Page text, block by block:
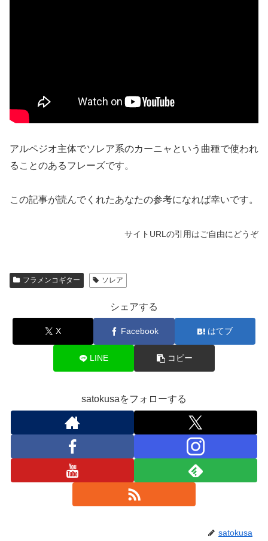
アルペジオ主体でソレア系のカーニャという曲種で使われ
ることのあるフレーズです。
この記事が読んでくれたあなたの参考になれば幸いです。
サイトURLの引用はご自由にどうぞ
フラメンコギター ソレア
シェアする
X Facebook はてブ
LINE コピー
satokusaをフォローする
satokusa